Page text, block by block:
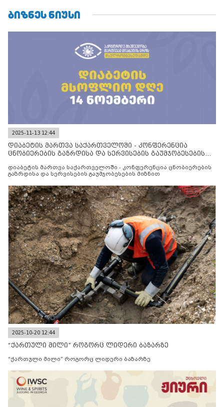
ᲑᲘᲖᲜᲔᲡ ᲜᲘᲣᲡᲘ
2025-11-13 12:44
დიაბეტის მართვა საქართველოში - კონფერენცია
ცნობიერების გაზრდისა და სერვისების გაუმჯობესების
დიაბეტის მართვა საქართველოში - კონფერენცია ცნობიერების
გაზრდისა და სერვისების გაუმჯობესების მიზნით
2025-10-20 12:44
“ქართული მილი” როგორც ლიდერი ბაზარზე
“ქართული მილი” როგორც ლიდერი ბაზარზე